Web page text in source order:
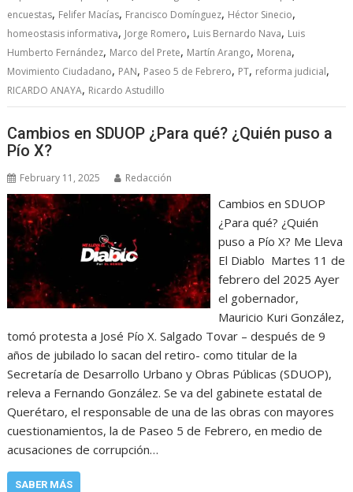
encuestas, Felifer Macías, Francisco Domínguez, Héctor Sinecio,
homeostasis informativa, Jorge Romero, Luis Bernardo Nava, Luis
Humberto Fernández, Marco del Prete, Martín Arango, Morena,
Movimiento Ciudadano, PAN, Paseo 5 de Febrero, PT, reforma judicial,
RICARDO ANAYA, Ricardo Astudillo
Cambios en SDUOP ¿Para qué? ¿Quién puso a
Pío X?
February 11, 2025 Redacción
Cambios en SDUOP
¿Para qué? ¿Quién
puso a Pío X? Me Lleva
El Diablo Martes 11 de
febrero del 2025 Ayer
el gobernador,
Mauricio Kuri González,
tomó protesta a José Pío X. Salgado Tovar – después de 9
años de jubilado lo sacan del retiro- como titular de la
Secretaría de Desarrollo Urbano y Obras Públicas (SDUOP),
releva a Fernando González. Se va del gabinete estatal de
Querétaro, el responsable de una de las obras con mayores
cuestionamientos, la de Paseo 5 de Febrero, en medio de
acusaciones de corrupción…
SABER MÁS